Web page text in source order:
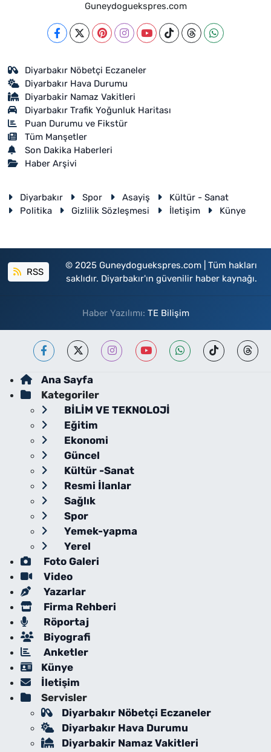
Guneydoguekspres.com
Diyarbakır Nöbetçi Eczaneler
Diyarbakır Hava Durumu
Diyarbakir Namaz Vakitleri
Diyarbakır Trafik Yoğunluk Haritası
Puan Durumu ve Fikstür
Tüm Manşetler
Son Dakika Haberleri
Haber Arşivi
Diyarbakır Spor Asayiş
Kültür - Sanat
Politika
Gizlilik Sözleşmesi İletişim Künye
RSS
© 2025 Guneydoguekspres.com | Tüm hakları
saklıdır. Diyarbakır'ın güvenilir haber kaynağı.
Haber Yazılımı: TE Bilişim
Ana Sayfa
Kategoriler
BİLİM VE TEKNOLOJİ
Eğitim
Ekonomi
Güncel
Kültür -Sanat
Resmi İlanlar
Sağlık
Spor
Yemek-yapma
Yerel
Foto Galeri
Video
Yazarlar
Firma Rehberi
Röportaj
Biyografi
Anketler
Künye
İletişim
Servisler
Diyarbakır Nöbetçi Eczaneler
Diyarbakır Hava Durumu
Diyarbakir Namaz Vakitleri